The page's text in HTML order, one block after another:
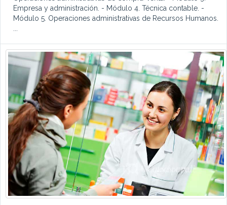
Empresa y administración. - Módulo 4. Técnica contable. -
Módulo 5. Operaciones administrativas de Recursos Humanos.